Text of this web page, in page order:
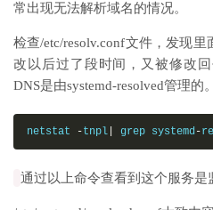
常出现无法解析域名的情况。
检查/etc/resolv.conf文件，发现里
改以后过了段时间，又被修改
DNS是由systemd-resolved管理的。
netstat -tnpl grep systemd-
通过以上命令查看到这个服务是